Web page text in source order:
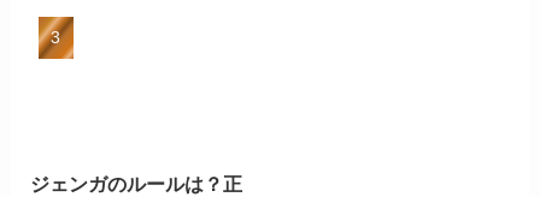
ジェンガのルールは？正